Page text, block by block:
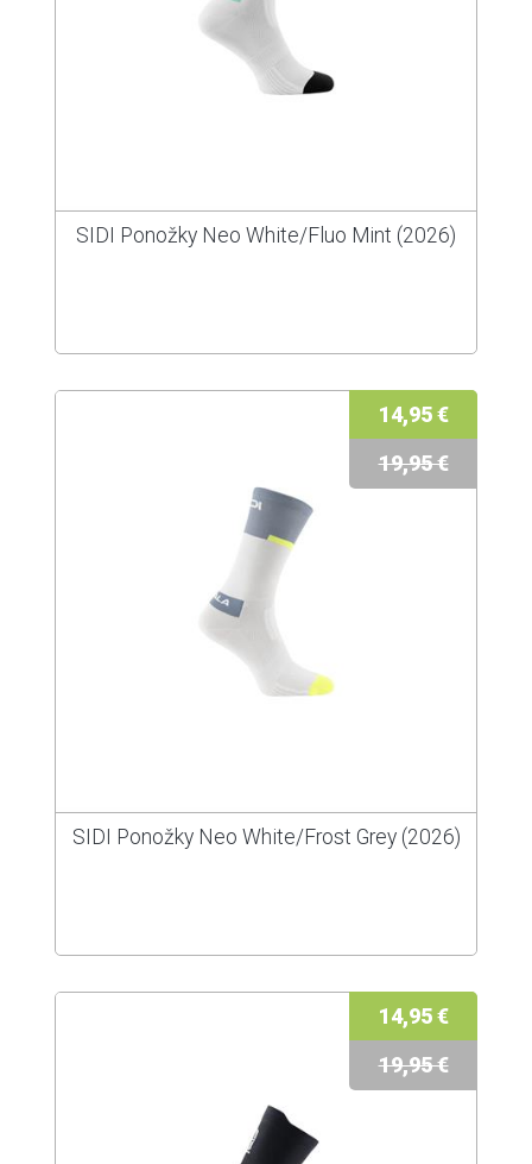
SIDI Ponožky Neo White/Fluo Mint (2026)
14,95 €
19,95 €
SIDI Ponožky Neo White/Frost Grey (2026)
14,95 €
19,95 €